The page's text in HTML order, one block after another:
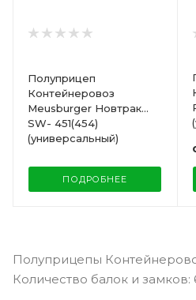
Полуприцеп
Контейнеровоз
Meusburger Новтрак
SW- 451(454)
(универсальный)
ПОДРОБНЕЕ
Полуприцепы
Количество балок и замков: